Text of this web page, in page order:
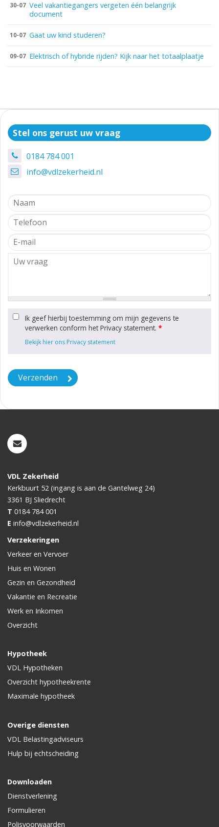
30-07 Veel vakantiegangers vergeten één belangrijk
document
10-07 Gaat uw kind studeren?
09-07 Elektrisch of hybride rijden? Kijk naar het totaalplaatje
Stel ons gerust uw vraag
0184 784 001
info@vdlzekerheid.nl
Ik geef hierbij toestemming om mijn gegevens te
verwerken conform het Privacy statement. *
Bekijk hier ons Privacy statement
VDL Zekerheid
Kerkbuurt 52 (ingang is aan de Gantelweg 24)
3361 BJ Sliedrecht
T 0184 784 001
E info@vdlzekerheid.nl
Verzekeringen
Verkeer en Vervoer
Huis en Wonen
Gezin en Gezondheid
Vakantie en Recreatie
Werk en Inkomen
Overzicht
Hypotheek
VDL Hypotheken
Overzicht hypotheekrente
Maximale hypotheek
Overige diensten
VDL Belastingadviseurs
Hulp bij echtscheiding
Downloaden
Dienstverlening
Formulieren
Polisvoorwaarden